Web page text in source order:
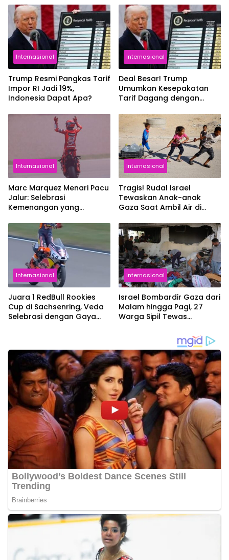
Internasional
Trump Resmi Pangkas Tarif
Impor RI Jadi 19%,
Indonesia Dapat Apa?
Internasional
Deal Besar! Trump
Umumkan Kesepakatan
Tarif Dagang dengan
Internasional
Marc Marquez Menari Pacu
Jalur: Selebrasi
Kemenangan yang
Indonesia
Internasional
Tragis! Rudal Israel
Tewaskan Anak-anak
Gaza Saat Ambil Air di
Internasional
Juara 1 RedBull Rookies
Cup di Sachsenring, Veda
Selebrasi dengan Gaya
Internasional
Israel Bombardir Gaza dari
Malam hingga Pagi, 27
Warga Sipil Tewas